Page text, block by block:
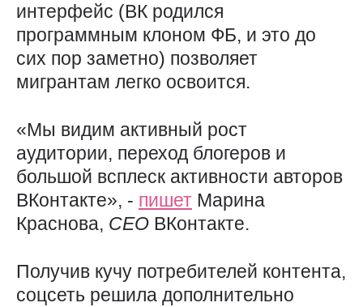
интерфейс (ВК родился
программным клоном ФБ, и это до
сих пор заметно) позволяет
мигрантам легко освоится.
«Мы видим активный рост
аудитории, переход блогеров и
большой всплеск активности авторов
ВКонтакте», - пишет Марина
Краснова, CEO ВКонтакте.
Получив кучу потребителей контента,
соцсеть решила дополнительно